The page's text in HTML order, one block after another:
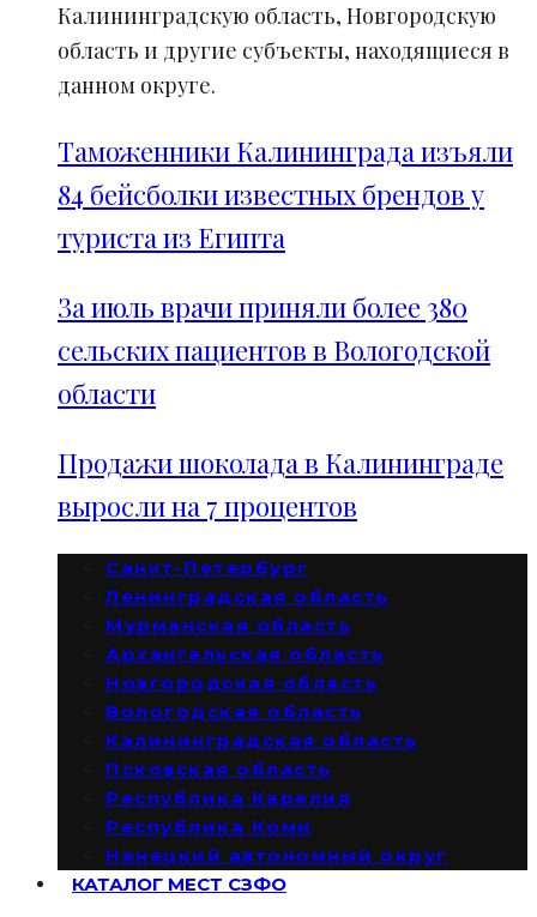
Калининградскую область, Новгородскую
область и другие субъекты, находящиеся в
данном округе.
Таможенники Калининграда изъяли
84 бейсболки известных брендов у
туриста из Египта
За июль врачи приняли более 380
сельских пациентов в Вологодской
области
Продажи шоколада в Калининграде
выросли на 7 процентов
Санкт-Петербург
Ленинградская область
Мурманская область
Архангельская область
Новгородская область
Вологодская область
Калининградская область
Псковская область
Республика Карелия
Республика Коми
Ненецкий автономный округ
КАТАЛОГ МЕСТ СЗФО